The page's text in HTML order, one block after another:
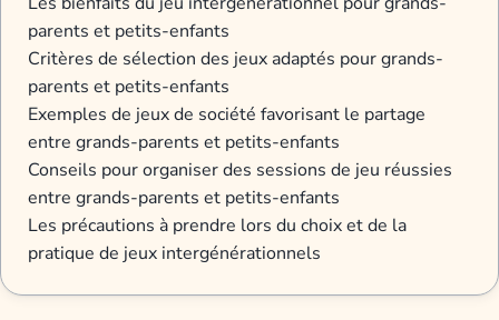
parents et petits-enfants
Critères de sélection des jeux adaptés pour grands-
parents et petits-enfants
Exemples de jeux de société favorisant le partage
entre grands-parents et petits-enfants
Conseils pour organiser des sessions de jeu réussies
entre grands-parents et petits-enfants
Les précautions à prendre lors du choix et de la
pratique de jeux intergénérationnels